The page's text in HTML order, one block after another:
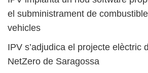
el subministrament de
vehicles
IPV s’adjudica el projecte elèctric
NetZero de Saragossa